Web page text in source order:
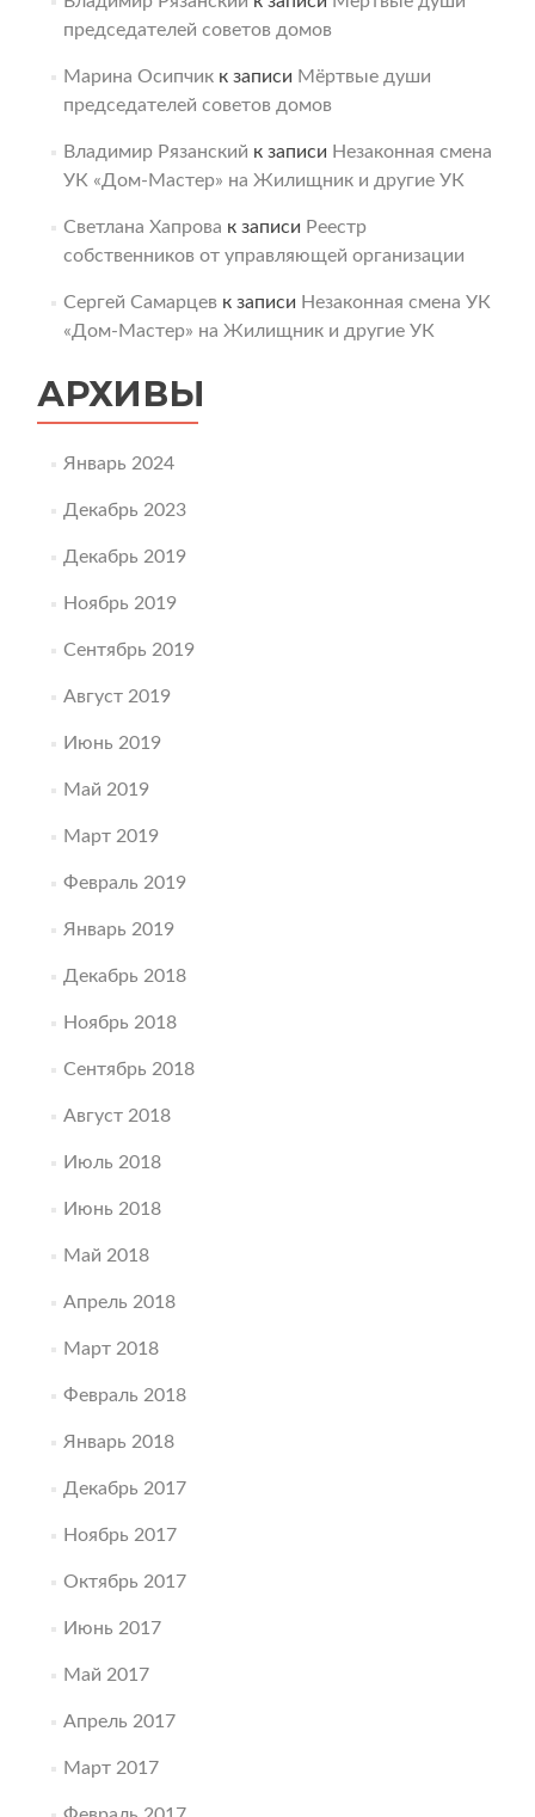
председателей советов домов
Марина Осипчикк записи Мёртвые души
председателей советов домов
Владимир Рязанский к записи Незаконная смена
УК «Дом-Мастер» на Жилищник и другие УК
Светлана Хапрова к записи Реестр
собственников от управляющей организации
Сергей Самарцевк записи Незаконная смена УК
«Дом-Мастер» на Жилищник и другие УК
АРХИВЫ
Январь 2024
Декабрь 2023
Декабрь 2019
Ноябрь 2019
Сентябрь 2019
Август 2019
Июнь 2019
Май 2019
Март 2019
Февраль 2019
Январь 2019
Декабрь 2018
Ноябрь 2018
Сентябрь 2018
Август 2018
Июль 2018
Июнь 2018
Май 2018
Апрель 2018
Март 2018
Февраль 2018
Январь 2018
Декабрь 2017
Ноябрь 2017
Октябрь 2017
Июнь 2017
Май 2017
Апрель 2017
Март 2017